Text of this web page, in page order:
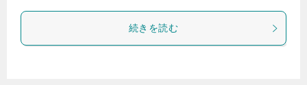
続きを読む